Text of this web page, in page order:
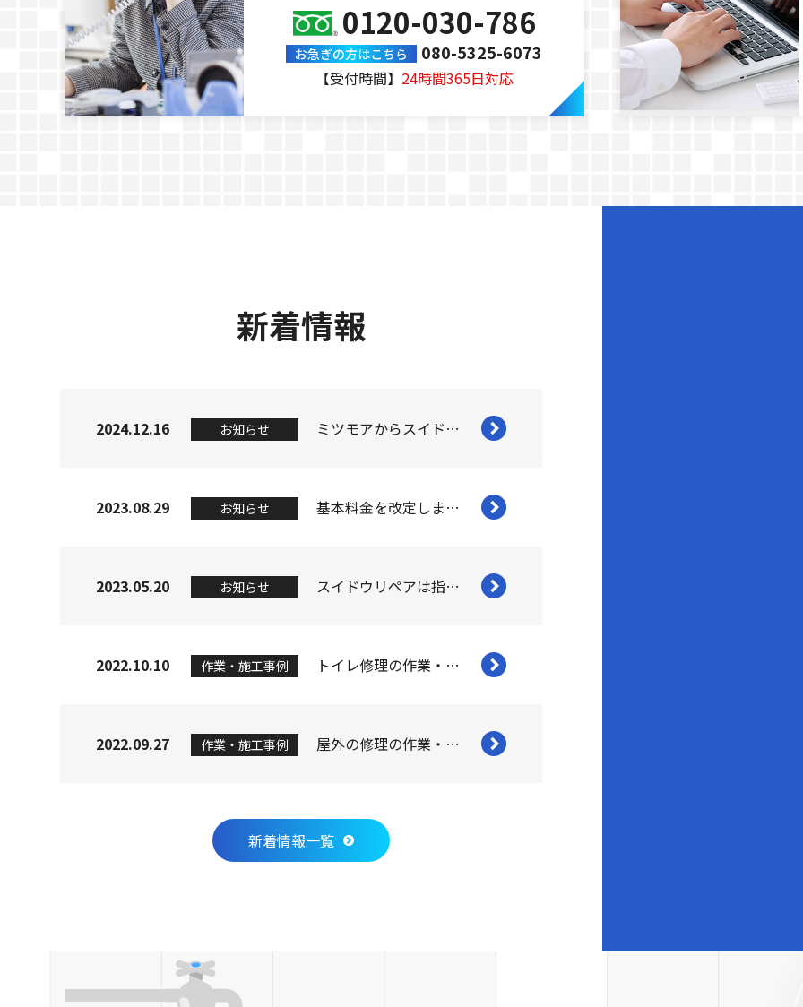
0120-030-786
お急ぎの方はこちら 080-5325-6073
【受付時間】 24時間365日対応
新着情報
2024.12.16 お知らせ ミツモアからスイドウリペアの推薦コメントが届きました！
2023.08.29 お知らせ 基本料金を改定しました
2023.05.20 お知らせ スイドウリペアは指定給水装置工事事業者です
2022.10.10 作業・施工事例 トイレ修理の作業・施工事例を追加しました。
2022.09.27 作業・施工事例 屋外の修理の作業・施工事例を追加しました。
新着情報一覧